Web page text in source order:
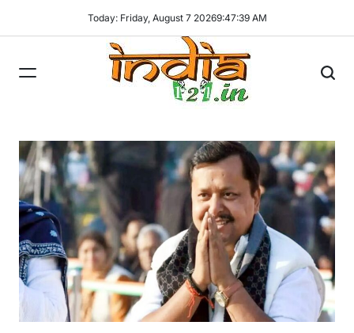
Today: Friday, August 7 20269:47:39 AM